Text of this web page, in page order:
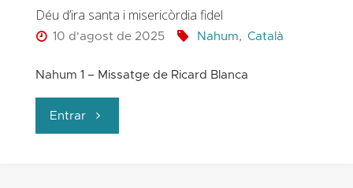
Déu d’ira santa i misericòrdia fidel
10 d'agost de 2025 Nahum, Català
Nahum 1 – Missatge de Ricard Blanca
Entrar"Déu